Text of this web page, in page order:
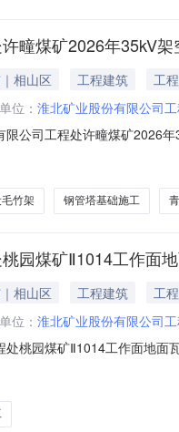
疃煤矿2026年35kV
相山区 工程建筑
工程
位： 淮北矿业股份有限公司
限公司工程处许疃煤矿2026
程（第一段）土建部分施工
竹架 钢管塔基础施工
园煤矿Ⅱ1014工作面
相山区 工程建筑
工程
位： 淮北矿业股份有限公司
处桃园煤矿Ⅱ1014工作面地
作面地面瓦斯管路安装工